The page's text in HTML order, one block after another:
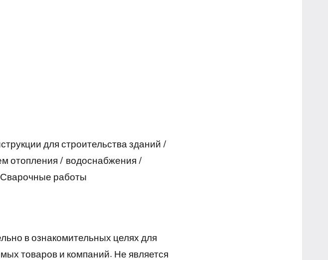
для строительства зданий /
отопления / водоснабжения /
работы
в ознакомительных целях для
товаров и компаний. Не является